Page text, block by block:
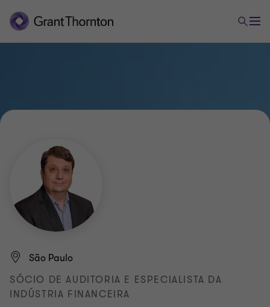
São Paulo
SÓCIO DE AUDITORIA E ESPECIALISTA DA
INDÚSTRIA FINANCEIRA